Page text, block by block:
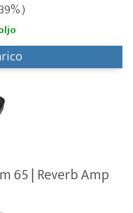
)
65 | Reverb Amp